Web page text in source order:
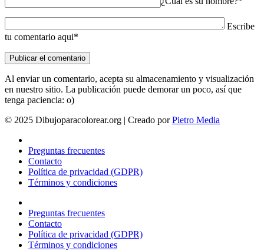
Escribe
tu comentario aqui*
Al enviar un comentario, acepta su almacenamiento y visualización
en nuestro sitio. La publicación puede demorar un poco, así que
tenga paciencia: o)
© 2025 Dibujoparacolorear.org | Creado porPietro Media
Preguntas frecuentes
Contacto
Política de privacidad (GDPR)
Términos y condiciones
Preguntas frecuentes
Contacto
Política de privacidad (GDPR)
Términos y condiciones